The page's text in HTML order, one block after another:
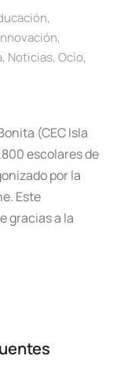
,
,
, Noticias, Ocio,
(CEC Isla
escolares de
por la
Este
gracias a la